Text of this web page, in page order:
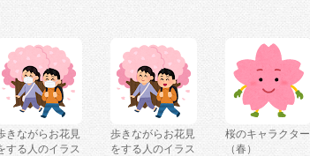
きながらお花見
する人のイラス
歩きながらお花見
をする人のイラス
桜のキャラクター
（春）